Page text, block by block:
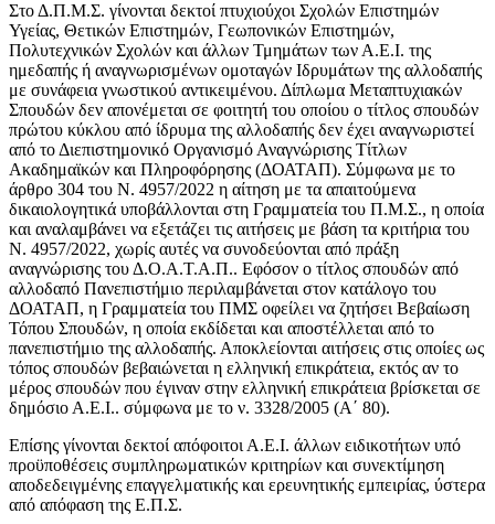
Στο Δ.Π.Μ.Σ. γίνονται δεκτοί πτυχιούχοι Σχολών Επιστημών
Υγείας, Θετικών Επιστημών, Γεωπονικών Επιστημών,
Πολυτεχνικών Σχολών και άλλων Τμημάτων των Α.Ε.Ι. της
ημεδαπής ή αναγνωρισμένων ομοταγών Ιδρυμάτων της αλλοδαπής
με συνάφεια γνωστικού αντικειμένου. Δίπλωμα Μεταπτυχιακών
Σπουδών δεν απονέμεται σε φοιτητή του οποίου ο τίτλος σπουδών
πρώτου κύκλου από ίδρυμα της αλλοδαπής δεν έχει αναγνωριστεί
από το Διεπιστημονικό Οργανισμό Αναγνώρισης Τίτλων
Ακαδημαϊκών και Πληροφόρησης (ΔΟΑΤΑΠ). Σύμφωνα με το
άρθρο 304 του Ν. 4957/2022 η αίτηση με τα απαιτούμενα
δικαιολογητικά υποβάλλονται στη Γραμματεία του Π.Μ.Σ., η οποία
και αναλαμβάνει να εξετάζει τις αιτήσεις με βάση τα κριτήρια του
Ν. 4957/2022, χωρίς αυτές να συνοδεύονται από πράξη
αναγνώρισης του Δ.Ο.Α.Τ.Α.Π.. Εφόσον ο τίτλος σπουδών από
αλλοδαπό Πανεπιστήμιο περιλαμβάνεται στον κατάλογο του
ΔΟΑΤΑΠ, η Γραμματεία του ΠΜΣ οφείλει να ζητήσει Βεβαίωση
Τόπου Σπουδών, η οποία εκδίδεται και αποστέλλεται από το
πανεπιστήμιο της αλλοδαπής. Αποκλείονται αιτήσεις στις οποίες ως
τόπος σπουδών βεβαιώνεται η ελληνική επικράτεια, εκτός αν το
μέρος σπουδών που έγιναν στην ελληνική επικράτεια βρίσκεται σε
δημόσιο Α.Ε.Ι.. σύμφωνα με το ν. 3328/2005 (Α΄ 80).
Επίσης γίνονται δεκτοί απόφοιτοι Α.Ε.Ι. άλλων ειδικοτήτων υπό
προϋποθέσεις συμπληρωματικών κριτηρίων και συνεκτίμηση
αποδεδειγμένης επαγγελματικής και ερευνητικής εμπειρίας, ύστερα
από απόφαση της Ε.Π.Σ.